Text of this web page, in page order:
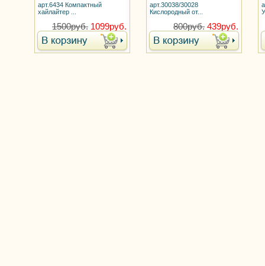
арт.6434 Компактный
хайлайтер ...
1500руб. 1099руб.
арт.30038/30028
Кислородный от...
800руб. 439руб.